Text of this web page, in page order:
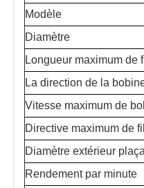
Modèle
Diamètre
Longueur maximum de
La direction de la
Vitesse maximum de
Directive maximum de fil
Diamètre extérieur
Rendement par minute